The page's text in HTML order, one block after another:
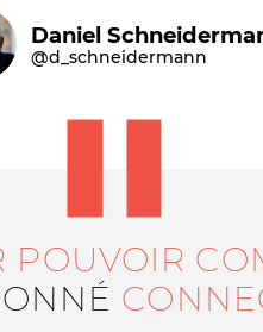
L'équipe
Daniel
@d_schneidermann